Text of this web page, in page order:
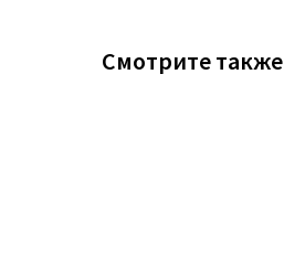
Смотрите также